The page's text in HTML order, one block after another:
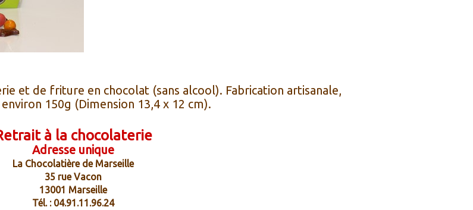
et de friture en chocolat (sans alcool). Fabrication artisanale,
150g (Dimension 13,4 x 12 cm).
à la chocolaterie
Adresse unique
La Chocolatière de Marseille
35 rue Vacon
13001 Marseille
Tél. : 04.91.11.96.24